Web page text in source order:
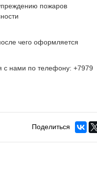
пожаров
чего оформляется
с нами по телефону: +7979
Поделиться